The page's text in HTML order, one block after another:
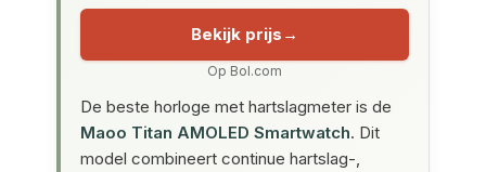
Bekijk prijs
Op Bol.com
De beste horloge met hartslagmeter is de
Maoo Titan AMOLED Smartwatch. Dit
model combineert continue hartslag-,